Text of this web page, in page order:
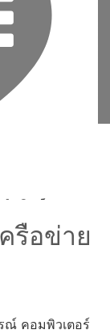
10
7
รือข่าย
ณ์ คอมพิวเตอร์